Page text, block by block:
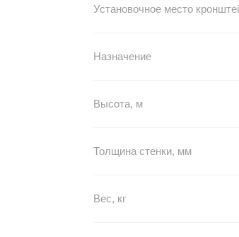
Установочное место
Назначение
Высота, м
Толщина стенки, мм
Вес, кг